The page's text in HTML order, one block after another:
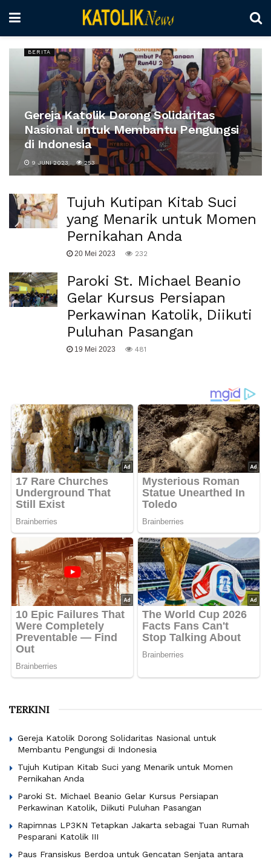
BERITA
Gereja Katolik Dorong Solidaritas
Nasional untuk Membantu Pengungsi
di Indonesia
9 JUNI 2023 253
Tujuh Kutipan Kitab Suci
yang Menarik untuk Momen
Pernikahan Anda
20 Mei 2023 232
Paroki St. Michael Beanio
Gelar Kursus Persiapan
Perkawinan Katolik, Diikuti
Puluhan Pasangan
19 Mei 2023 481
TERKINI
Gereja Katolik Dorong Solidaritas Nasional untuk
Membantu Pengungsi di Indonesia
Tujuh Kutipan Kitab Suci yang Menarik untuk Momen
Pernikahan Anda
Paroki St. Michael Beanio Gelar Kursus Persiapan
Perkawinan Katolik, Diikuti Puluhan Pasangan
Rapimnas LP3KN Tetapkan Jakarta sebagai Tuan Rumah
Pesparani Katolik III
Paus Fransiskus Berdoa untuk Gencatan Senjata antara